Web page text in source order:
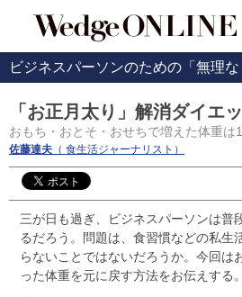
ビジネスパーソンのための「無理な
「お正月太り」解消ダイエ
おもち・おとそ・おせちで増えた体重は
佐藤達夫 （ 食生活ジャーナリスト）
三が日も過ぎ、ビジネスパーソンは普
るだろう。問題は、食習慣などの私生
らないことではないだろうか。今回は
った体重を元に戻す方法をお伝えする。